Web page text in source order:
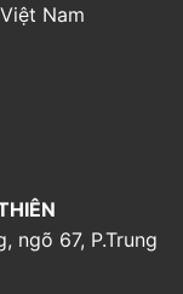
Nam
ngõ 67, P.Trung